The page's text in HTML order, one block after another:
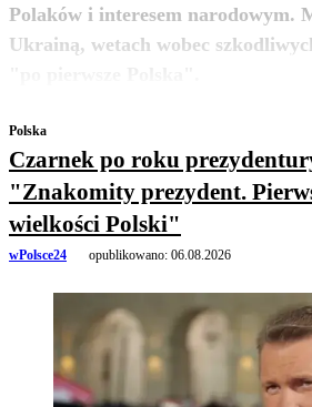
Polaków i interesem narodowym.
Ukrainą, wetach wobec
zobacz
Polska
Czarnek po roku
"Znakomity prezydent.
wielkości Polski"
wPolsce24 opublikowano: 06.08.2026